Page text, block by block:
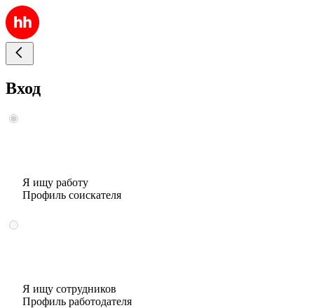
Вход
Я ищу работу
Профиль соискателя
Я ищу сотрудников
Профиль работодателя